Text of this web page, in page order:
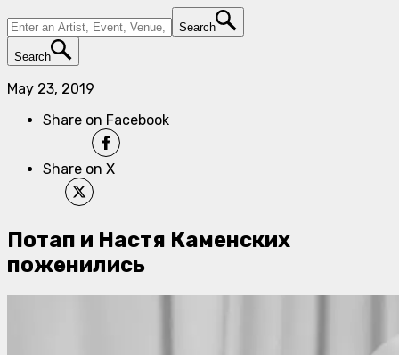
Search
Search
May 23, 2019
Share on Facebook
Share on X
Потап и Настя Каменских
поженились